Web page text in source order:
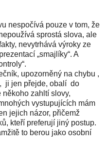
nespočívá pouze v tom, že
sprostá slova, ale
nevytrhává výroky ze
„smajlíky“. A
upozorněný na chybu ,
ji jen přejde, obalí do
zahltí slovy,
vystupujících mám
jejich názor, přičemž
kteří preferují jiný postup.
to berou jako osobní